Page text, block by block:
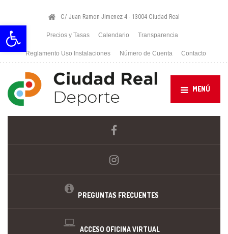
Abrir barra de herramientas
C/ Juan Ramon Jimenez 4 - 13004 Ciudad Real
Precios y Tasas Calendario Transparencia
Reglamento Uso Instalaciones Número de Cuenta Contacto
MENÚ
PREGUNTAS FRECUENTES
ACCESO OFICINA VIRTUAL